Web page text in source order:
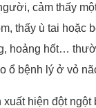
cảm thấy
thấy ù tai hoặc
hoảng hốt…
ổ bệnh lý ở vỏ
hiện đột ngột